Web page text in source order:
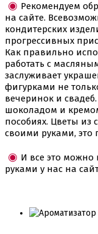
Рекомендуем
на сайте.
кондитерских
прогрессивных
Как правильно
работать с
заслуживает
фигурками не
вечеринок и
шоколадом и
пособиях. Цветы из
своими руками, это
И все это можно
руками у нас на